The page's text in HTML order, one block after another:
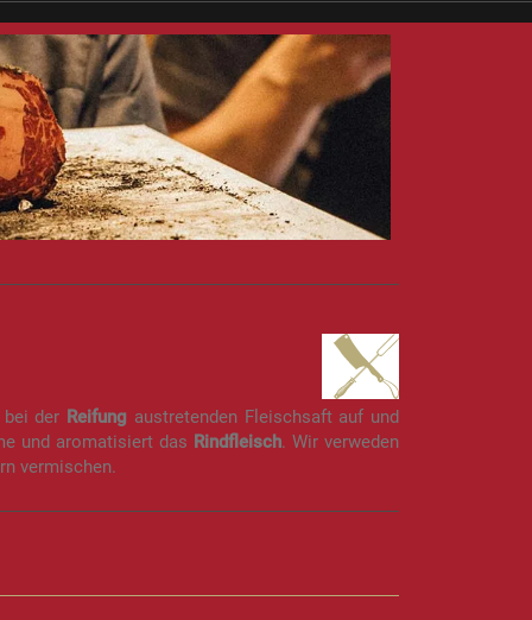
der Reifung austretenden Fleischsaft auf und
und aromatisiert das Rindfleisch. Wir verweden
vermischen.